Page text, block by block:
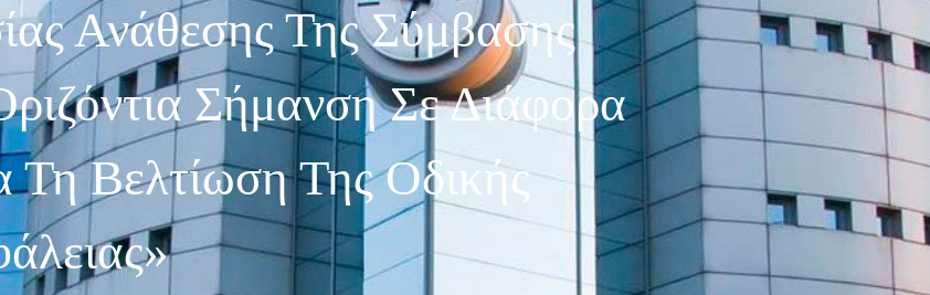
Ανάθεσης Της Σύμβασης
Σήμανση Σε Διάφορα
Τη Βελτίωση Της Οδικής